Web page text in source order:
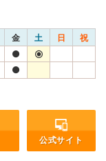
金 土 日 祝
公式サイト